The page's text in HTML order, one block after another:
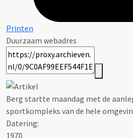
Printen
Duurzaam webadres
Berg startte maandag met de
sportkompleks van de hele
Datering:
1970